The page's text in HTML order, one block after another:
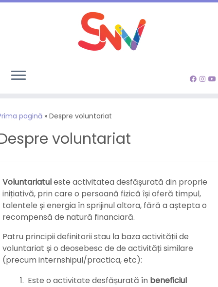
la
pagină » Despre voluntariat
voluntariat
Voluntariatuleste activitatea desfășurată din proprie
inițiativă, prin care o persoană fizică își oferă timpul,
talentele și energia în sprijinul altora, fără a aștepta o
recompensă de natură financiară.
Patru principii definitorii stau la baza activității de
voluntariat și o deosebesc de de activități similare
(precum internshipul/practica, etc):
Este o activitate desfășurată în beneficiul